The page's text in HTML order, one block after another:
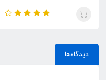
دیدگاه‌ها